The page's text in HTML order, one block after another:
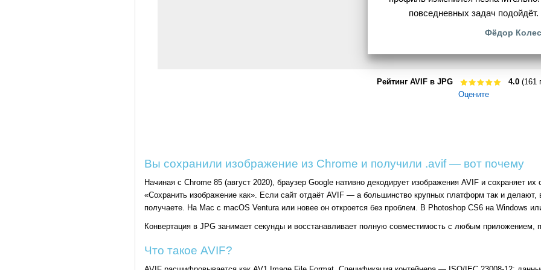
повседневных задач подойдёт.
Фёдор
Рейтинг AVIF в JPG 4.0(161
Оцените
Вы сохранили изображение из Chrome и получили .avif — вот почему
Начиная с Chrome 85 (август 2020), браузер Google нативно декодирует изображения AVIF и сохраняет
«Сохранить изображение как». Если сайт отдаёт AVIF — а большинство крупных платформ так и
получаете. На Mac с macOS Ventura или новее он откроется без проблем. В Photoshop CS6 на Windows
Конвертация в JPG занимает секунды и восстанавливает полную совместимость с любым приложением,
Что такое AVIF?